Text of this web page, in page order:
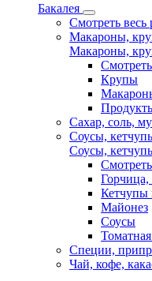
Бакалея
Смотреть весь
Макароны,
Макароны,
Крупы
Сахар, соль,
Соусы,
Соусы,
Горчица,
Кетчупы
Майонез
Соусы
Специи,
Чай, кофе,